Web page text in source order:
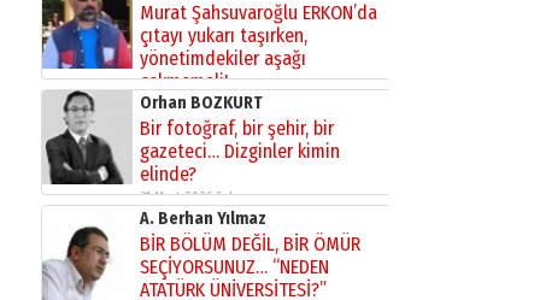
Murat Şahsuvaroğlu ERKON’da
çıtayı yukarı taşırken,
yönetimdekiler aşağı
çekmemeli!
17 Şubat 2026 SalıOrhan BOZKURT
Bir fotoğraf, bir şehir, bir
gazeteci… Dizginler kimin
elinde?
31 Mart 2026 Salı
A. Berhan Yılmaz
BİR BÖLÜM DEĞİL, BİR ÖMÜR
SEÇİYORSUNUZ… “NEDEN
ATATÜRK ÜNİVERSİTESİ?”